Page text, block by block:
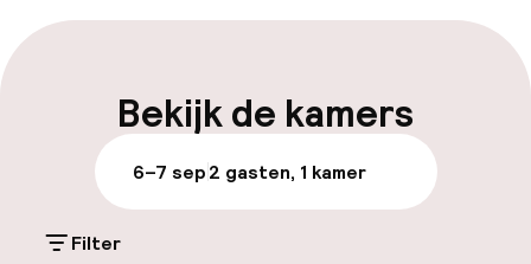
Bagageruimte
Parkeren & mobiliteit
Parkeergelegenheid op eigen terrein
(buiten)
Gratis parkeren
Bekijk de kamers
6–7 sep2 gasten, 1 kamer
Filter